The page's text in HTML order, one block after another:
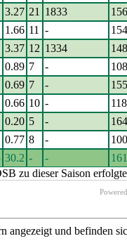
3.27 21 1833
1.66 11 -
3.37 12 1334
0.89 7 -
0.69 7 -
0.66 10 -
0.20 5 -
0.77 8 -
30.2 - -
zu dieser Saison
angezeigt und befinden